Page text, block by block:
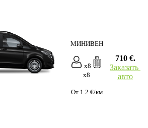
МИНИВЕН
x8
x8
От 1.2 €/км
710 €.
Заказать
авто